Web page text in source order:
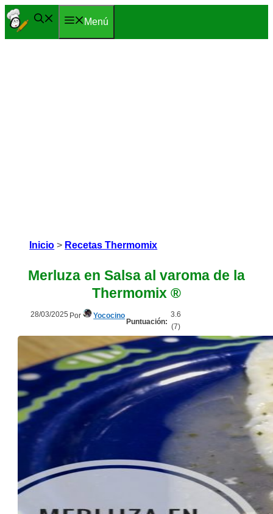
Saltar
al
Menú
Inicio > Recetas Thermomix
Merluza en Salsa al varoma de la
Thermomix ®
28/03/2025 Por Yococino
Puntuación:
3.6
(7)